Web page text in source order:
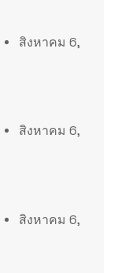
สิงหาคม 6,
สิงหาคม 6,
สิงหาคม 6,